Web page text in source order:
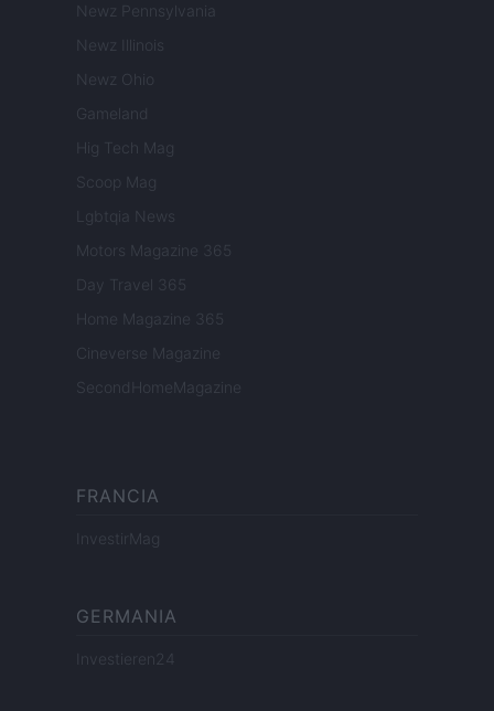
Newz Pennsylvania
Newz Illinois
Newz Ohio
Gameland
Hig Tech Mag
Scoop Mag
Lgbtqia News
Motors Magazine 365
Day Travel 365
Home Magazine 365
Cineverse Magazine
SecondHomeMagazine
FRANCIA
InvestirMag
GERMANIA
Investieren24